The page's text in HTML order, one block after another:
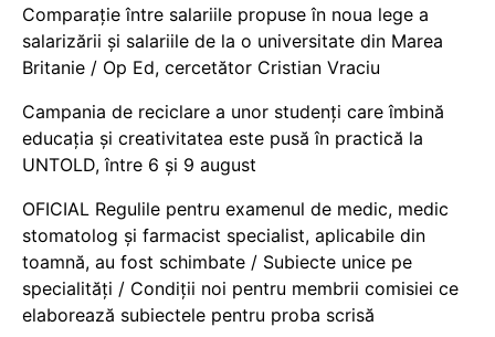
Comparație între salariile propuse în noua lege a
salarizării și salariile de la o universitate din Marea
Britanie / Op Ed, cercetător Cristian Vraciu
Campania de reciclare a unor studenți care îmbină
educația și creativitatea este pusă în practică la
UNTOLD, între 6 și 9 august
OFICIAL Regulile pentru examenul de medic, medic
stomatolog și farmacist specialist, aplicabile din
toamnă, au fost schimbate / Subiecte unice pe
specialități / Condiții noi pentru membrii comisiei ce
elaborează subiectele pentru proba scrisă